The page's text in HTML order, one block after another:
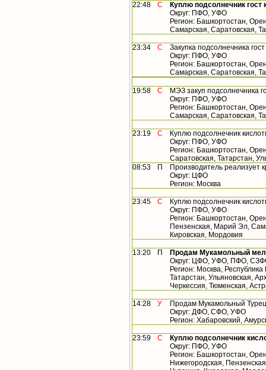
22:48 С
Куплю подсолнечник
Округ: ПФО, УФО
Регион: Башкортостан,
Самарская, Саратовская,
23:34 С
Закупка подсолнечника
Округ: ПФО, УФО
Регион: Башкортостан,
Самарская, Саратовская,
19:58 С
МЭЗ закуп подсолнечника
Округ: ПФО, УФО
Регион: Башкортостан,
Самарская, Саратовская,
23:19 С
Куплю подсолнечник
Округ: ПФО, УФО
Регион: Башкортостан,
Саратовская, Татарстан,
08:53
П
Производитель
Округ: ЦФО
Регион: Москва
23:45 С
Куплю подсолнечник
Округ: ПФО, УФО
Регион: Башкортостан,
Пензенская, Марий Эл,
Кировская, Мордовия
13:20 П
Продам Мукамольный
Округ: ЦФО, УФО, ПФО,
Регион: Москва,
Татарстан, Ульяновская,
Черкессия, Тюменская,
14:28 У
Продам Мукамольный
Округ: ДФО, СФО, УФО
Регион: Хабаровский,
23:59 С
Куплю подсолнечник
Округ: ПФО, УФО
Регион: Башкортостан,
Нижегородская,